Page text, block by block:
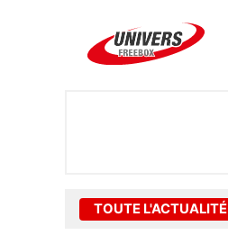
TOUTE L'ACTUALITÉ